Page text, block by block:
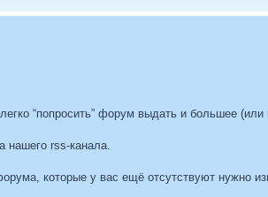
“попросить” форум выдать и большее
нашего rss-канала.
которые у вас ещё отсутствуют нужно